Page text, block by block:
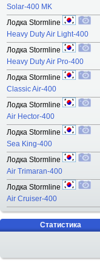
Solar-400 MK
Лодка Stormline
Heavy Duty Air Light-400
Лодка Stormline
Heavy Duty Air Pro-400
Лодка Stormline
Classic Air-400
Лодка Stormline
Air Hector-400
Лодка Stormline
Sea King-400
Лодка Stormline
Air Trimaran-400
Лодка Stormline
Air Cruiser-400
Статистика